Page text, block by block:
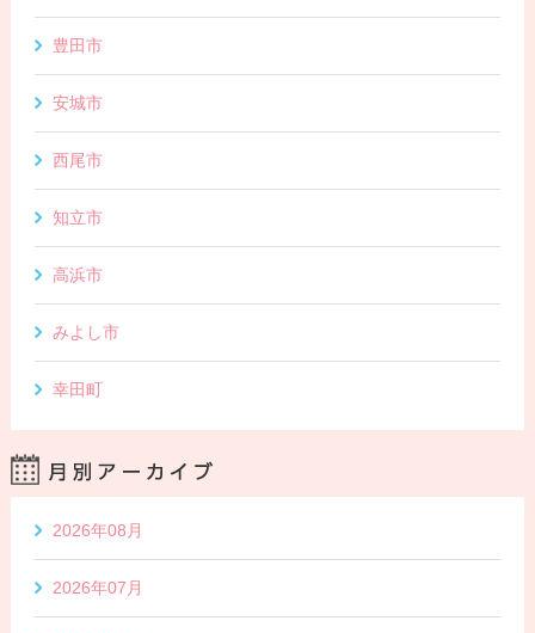
豊田市
安城市
西尾市
知立市
高浜市
みよし市
幸田町
2026年08月
2026年07月